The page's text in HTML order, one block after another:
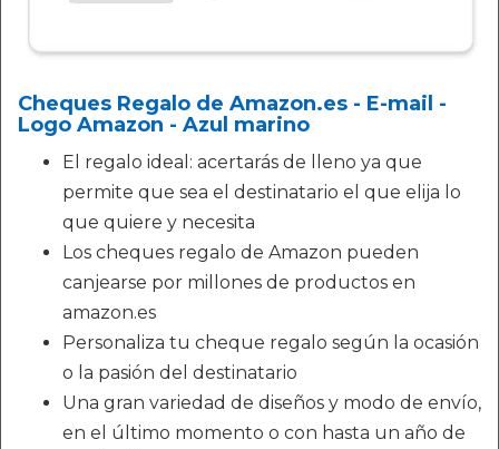
Cheques Regalo de Amazon.es - E-mail -
Logo Amazon - Azul marino
El regalo ideal: acertarás de lleno ya que
permite que sea el destinatario el que elija lo
que quiere y necesita
Los cheques regalo de Amazon pueden
canjearse por millones de productos en
amazon.es
Personaliza tu cheque regalo según la ocasión
o la pasión del destinatario
Una gran variedad de diseños y modo de envío,
en el último momento o con hasta un año de